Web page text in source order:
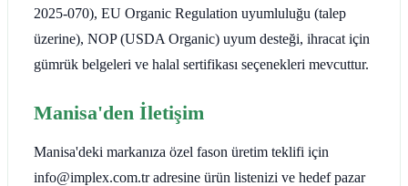
2025-070), EU Organic Regulation uyumluluğu (talep
üzerine), NOP (USDA Organic) uyum desteği, ihracat için
gümrük belgeleri ve halal sertifikası seçenekleri mevcuttur.
Manisa'den İletişim
Manisa'deki markanıza özel fason üretim teklifi için
info@implex.com.tr adresine ürün listenizi ve hedef pazar